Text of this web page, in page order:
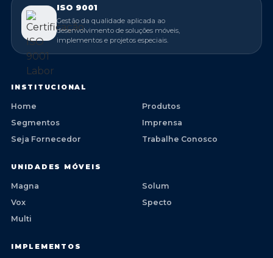
ISO 9001
Gestão da qualidade aplicada ao
desenvolvimento de soluções móveis,
implementos e projetos especiais.
INSTITUCIONAL
Home
Produtos
Segmentos
Imprensa
Seja Fornecedor
Trabalhe Conosco
UNIDADES MÓVEIS
Magna
Solum
Vox
Specto
Multi
IMPLEMENTOS